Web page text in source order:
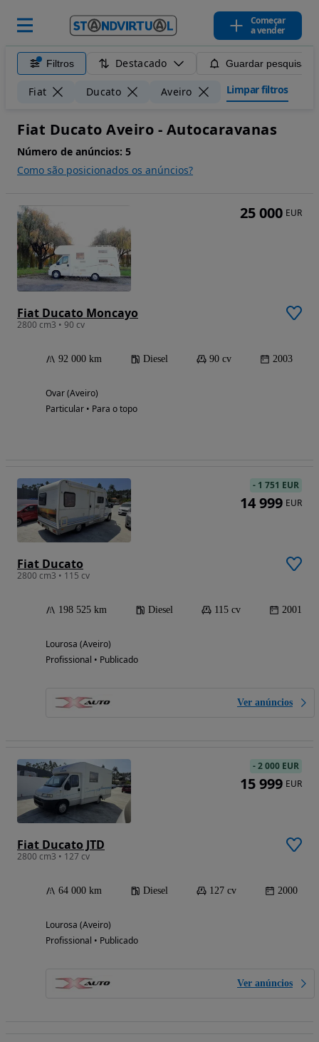
Começar
a vender
Filtros Destacado Guardar pesquisa
Fiat Ducato Aveiro Limpar filtros
Fiat Ducato Aveiro - Autocaravanas
Número de anúncios: 5
Como são posicionados os anúncios?
Fiat Ducato Moncayo
2800 cm3 • 90 cv
92 000 km Diesel 90 cv 2003
Ovar (Aveiro)
Particular • Para o topo
25 000 EUR
Fiat Ducato
2800 cm3 • 115 cv
198 525 km Diesel 115 cv 2001
Lourosa (Aveiro)
Profissional • Publicado
Ver anúncios
- 1 751 EUR
14 999 EUR
Fiat Ducato JTD
2800 cm3 • 127 cv
64 000 km Diesel 127 cv 2000
Lourosa (Aveiro)
Profissional • Publicado
Ver anúncios
-2 000 EUR
15 999 EUR